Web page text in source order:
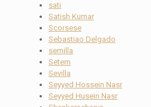
sati
Satish Kumar
Scorsese
Sebastiao Delgado
semilla
Setem
Sevilla
Seyyed Hossein Nasr
Seyyed Husein Nasr